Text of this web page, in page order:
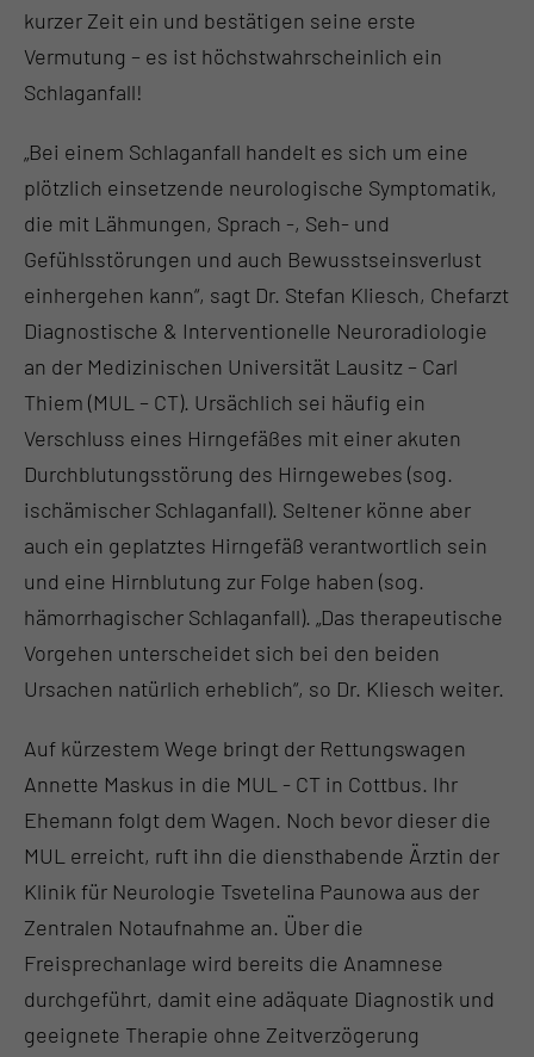
kurzer Zeit ein und bestätigen seine erste
Vermutung – es ist höchstwahrscheinlich ein
Schlaganfall!
„Bei einem Schlaganfall handelt es sich um eine
plötzlich einsetzende neurologische Symptomatik,
die mit Lähmungen, Sprach -, Seh- und
Gefühlsstörungen und auch Bewusstseinsverlust
einhergehen kann“, sagt Dr. Stefan Kliesch, Chefarzt
Diagnostische & Interventionelle Neuroradiologie
an der Medizinischen Universität Lausitz – Carl
Thiem (MUL – CT). Ursächlich sei häufig ein
Verschluss eines Hirngefäßes mit einer akuten
Durchblutungsstörung des Hirngewebes (sog.
ischämischer Schlaganfall). Seltener könne aber
auch ein geplatztes Hirngefäß verantwortlich sein
und eine Hirnblutung zur Folge haben (sog.
hämorrhagischer Schlaganfall). „Das therapeutische
Vorgehen unterscheidet sich bei den beiden
Ursachen natürlich erheblich“, so Dr. Kliesch weiter.
Auf kürzestem Wege bringt der Rettungswagen
Annette Maskus in die MUL - CT in Cottbus. Ihr
Ehemann folgt dem Wagen. Noch bevor dieser die
MUL erreicht, ruft ihn die diensthabende Ärztin der
Klinik für Neurologie Tsvetelina Paunowa aus der
Zentralen Notaufnahme an. Über die
Freisprechanlage wird bereits die Anamnese
durchgeführt, damit eine adäquate Diagnostik und
geeignete Therapie ohne Zeitverzögerung